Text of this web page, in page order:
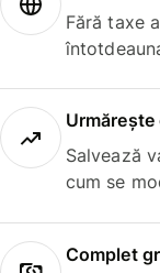
Fără taxe
Salvează
cum se
Complet